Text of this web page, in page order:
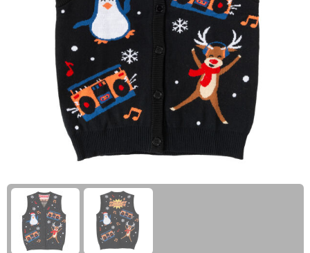
Business trolleys
Documententassen
Kledingtassen
Laptophoezen & -tassen
Tablettassen
Reistassen & Trolleys
Reistassen
Giftcards
Wellness Giftsets